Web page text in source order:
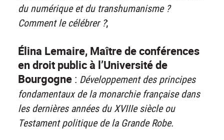
du numérique et du transhumanisme ?
Comment le célébrer ?;
Élina Lemaire, Maître de conférences
en droit public à l’Université de
Bourgogne : Développement des principes
fondamentaux de la monarchie française dans
les dernières années du XVIIIe siècle ou
Testament politique de la Grande Robe.